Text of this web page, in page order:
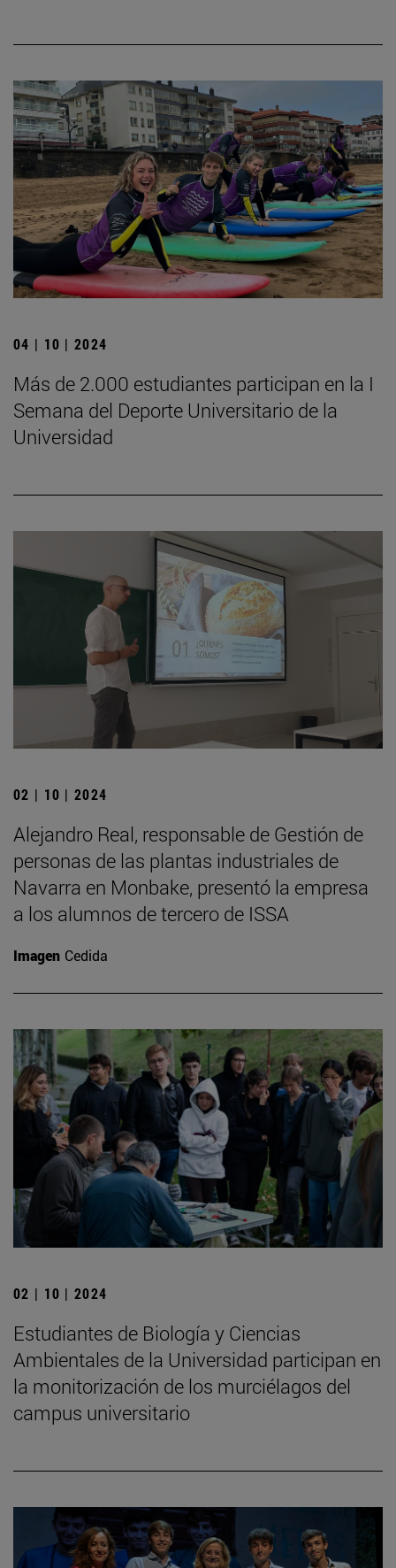
04 | 10 | 2024
Más de 2.000 estudiantes participan en la I
Semana del Deporte Universitario de la
Universidad
02 | 10 | 2024
Alejandro Real, responsable de Gestión de
personas de las plantas industriales de
Navarra en Monbake, presentó la empresa
a los alumnos de tercero de ISSA
Imagen Cedida
02 | 10 | 2024
Estudiantes de Biología y Ciencias
Ambientales de la Universidad participan en
la monitorización de los murciélagos del
campus universitario